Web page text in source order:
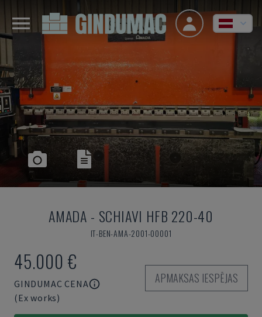
AMADA - SCHIAVI HFB 220-40
IT-BEN-AMA-2001-00001
45.000 €
GINDUMAC CENA
(Ex works)
APMAKSAS IESPĒJAS